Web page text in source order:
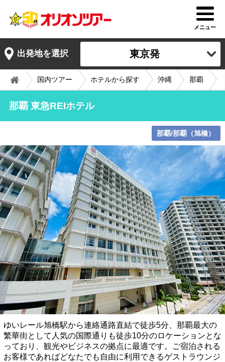
メニュー
出発地を選択 東京発
国内ツアー ホテルから探す 沖縄 那覇
那覇 東急REIホテル
那覇/那覇（旭橋）
ゆいレール旭橋駅から連絡通路直結で徒歩5分、那覇最大の
繁華街として人気の国際通りも徒歩10分のロケーションとな
っており、観光やビジネスの拠点に最適です。ご宿泊される
お客様であればどなたでも自由に利用できるゲストラウンジ